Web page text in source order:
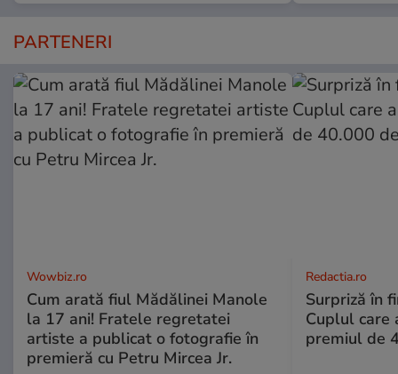
PARTENERI
Wowbiz.ro
Cum arată fiul Mădălinei Manole
la 17 ani! Fratele regretatei
artiste a publicat o fotografie în
premieră cu Petru Mircea Jr.
Redactia.ro
Surpriză în
Cuplul care
premiul de